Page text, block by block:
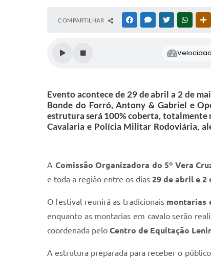
COMPARTILHAR FACEBOOKMESSENGER
TWITTER
Evento acontece de 29 de abril a 2 de
Bonde do Forró, Antony & Gabriel e
estrutura será 100% coberta, totalmente
Cavalaria e Polícia Militar Rodoviária,
A Comissão Organizadora do 5º Vera
e toda a região entre os dias 29 de abril e 2
O festival reunirá as tradicionais montarias
enquanto as montarias em cavalo serão
coordenada pelo Centro de Equitação
A estrutura preparada para receber o